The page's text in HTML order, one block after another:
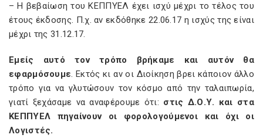
– Η βεβαίωση του ΚΕΠΠΥΕΛ έχει ισχύ μέχρι το τέλος του
έτους έκδοσης. Π.χ. αν εκδόθηκε 22.06.17 η ισχύς της είναι
μέχρι της 31.12.17.
Εμείς αυτό τον τρόπο βρήκαμε και αυτόν θα
εφαρμόσουμε. Εκτός κι αν οι Διοίκηση βρει κάποιον άλλο
τρόπο για να γλυτώσουν τον κόσμο από την ταλαιπωρία,
γιατί ξεχάσαμε να αναφέρουμε ότι: στις Δ.Ο.Υ. και στα
ΚΕΠΠΥΕΛ πηγαίνουν οι φορολογούμενοι και όχι οι
Λογιστές.